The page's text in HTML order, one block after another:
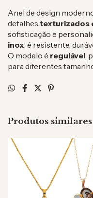
Anel de design
detalhes texturizados
sofisticação e
inox , é resistente,
O modelo é regulável ,
para diferentes
Produtos similares